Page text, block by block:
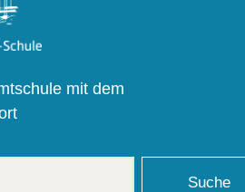
mit dem
Suche